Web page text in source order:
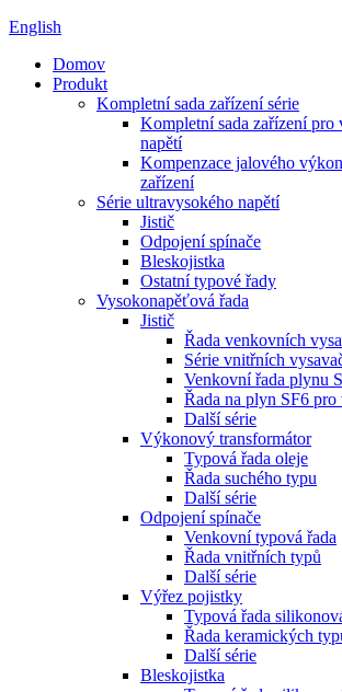
English
Domov
Produkt
Kompletní sada zařízení série
Kompletní sada zařízení pro
napětí
Kompenzace jalového
zařízení
Série ultravysokého napětí
Jistič
Odpojení spínače
Bleskojistka
Ostatní typové řady
Vysokonapěťová řada
Jistič
Řada venkovních
Série vnitřních
Venkovní řada plynu
Řada na plyn SF6
Další série
Výkonový transformátor
Typová řada oleje
Řada suchého typu
Další série
Odpojení spínače
Venkovní typová řada
Řada vnitřních typů
Další série
Výřez pojistky
Typová řada
Řada keramických
Další série
Bleskojistka